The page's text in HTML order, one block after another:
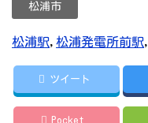
松浦市
松浦駅, 松浦発電所前駅,
ツイート
Pocket